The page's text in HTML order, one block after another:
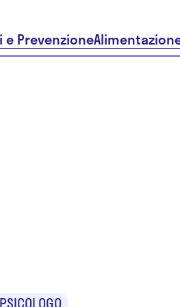
e Prevenzione
PSICOLOGO